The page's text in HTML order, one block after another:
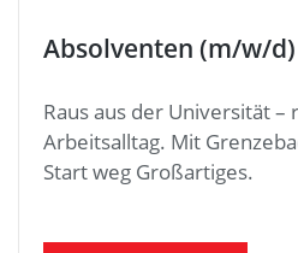
Absolventen (m/w/d)
Raus aus der Universität –
Arbeitsalltag. Mit
Start weg Großartiges.